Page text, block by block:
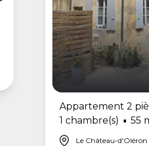
Appartement 2
1 chambre(s)
55
Le Château-d'Oléron